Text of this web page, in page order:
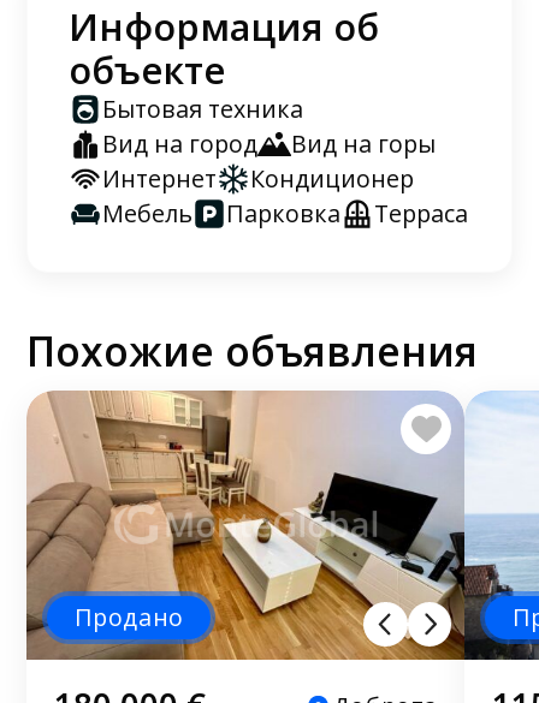
Информация об
объекте
Бытовая техника
Вид на город
Вид на горы
Интернет
Кондиционер
Мебель
Парковка Терраса
Похожие объявления
Продано